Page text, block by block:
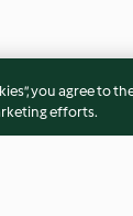
you agree to
efforts.